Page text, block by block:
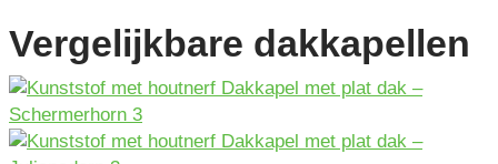
Vergelijkbare dakkapellen